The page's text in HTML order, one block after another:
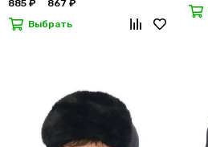
885 ₽
867 ₽
Выбрать